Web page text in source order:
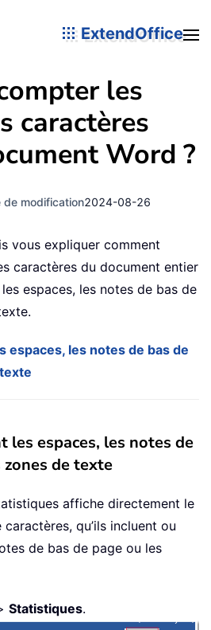
ExtendOffice
les
caractères
Word ?
de modification2024-08-26
vous expliquer comment
caractères du document entier
espaces, les notes de bas de
espaces, les notes de bas de
les espaces, les notes de
zones de texte
affiche directement le
qu’ils incluent ou
de bas de page ou les
Statistiques.